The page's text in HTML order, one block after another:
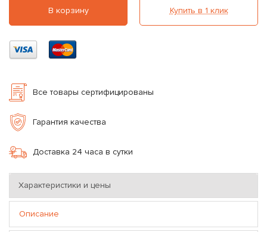
В корзину Купить в 1 клик
Все товары сертифицированы
Гарантия качества
Доставка 24 часа в сутки
Характеристики и цены
Описание